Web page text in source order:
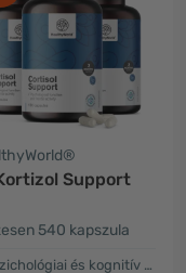
Support
540 kapszula
és kognitív működés